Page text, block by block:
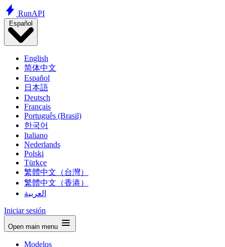
RunAPI
Español
English
简体中文
Español
日本語
Deutsch
Français
Português (Brasil)
한국어
Italiano
Nederlands
Polski
Türkçe
繁體中文（台灣）
繁體中文（香港）
العربية
Iniciar sesión
Open main menu
Modelos